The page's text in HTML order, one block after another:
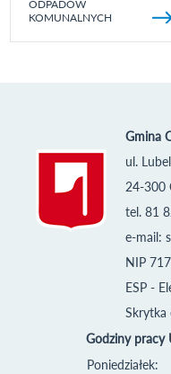
ODPADÓW
KOMUNALNYCH
Gmina
ul.
24-300
tel. 81
e-mail:
NIP
ESP -
Skrytka
Godziny pracy
Poniedziałek: